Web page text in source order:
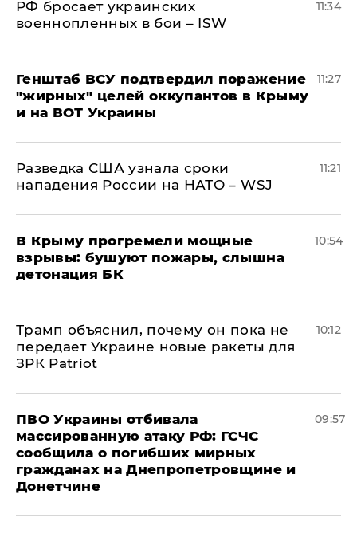
РФ бросает украинских
военнопленных в бои – ISW
11:34
Генштаб ВСУ подтвердил поражение
"жирных" целей оккупантов в Крыму
и на ВОТ Украины
11:27
Разведка США узнала сроки
нападения России на НАТО – WSJ
11:21
В Крыму прогремели мощные
взрывы: бушуют пожары, слышна
детонация БК
10:54
Трамп объяснил, почему он пока не
передает Украине новые ракеты для
ЗРК Patriot
10:12
ПВО Украины отбивала
массированную атаку РФ: ГСЧС
сообщила о погибших мирных
гражданах на Днепропетровщине и
Донетчине
09:57